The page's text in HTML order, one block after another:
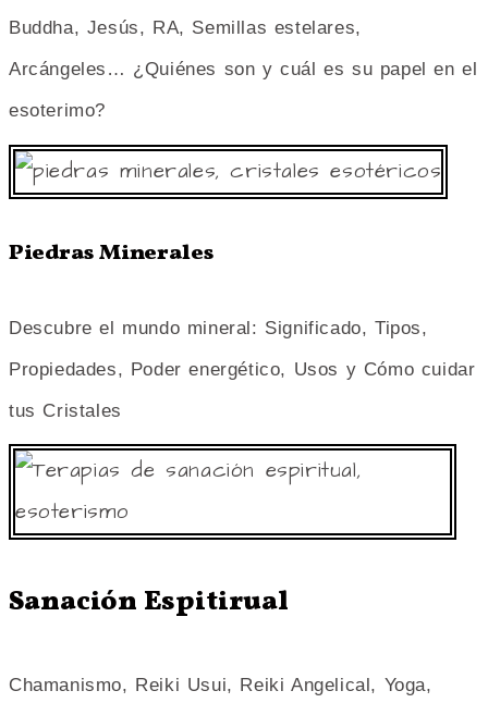
Buddha, Jesús, RA, Semillas estelares,
Arcángeles… ¿Quiénes son y cuál es su papel en el
esoterimo?
Piedras Minerales
Descubre el mundo mineral: Significado, Tipos,
Propiedades, Poder energético, Usos y Cómo cuidar
tus Cristales
Sanación Espitirual
Chamanismo, Reiki Usui, Reiki Angelical, Yoga,